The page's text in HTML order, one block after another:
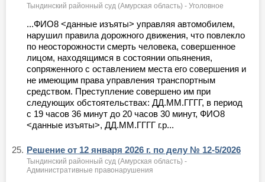
Тындинский районный суд (Амурская область) - Уголовное
...ФИО8 <данные изъяты> управляя автомобилем,
нарушил правила дорожного движения, что повлекло
по неосторожности смерть человека, совершенное
лицом, находящимся в состоянии опьянения,
сопряженного с оставлением места его совершения и
не имеющим права управления транспортным
средством. Преступление совершено им при
следующих обстоятельствах: ДД.ММ.ГГГГ, в период
с 19 часов 36 минут до 20 часов 30 минут, ФИО8
<данные изъяты>, ДД.ММ.ГГГГ г.р...
25. Решение от 12 января 2026 г. по делу № 12-5/2026
Тындинский районный суд (Амурская область) -
Административные правонарушения